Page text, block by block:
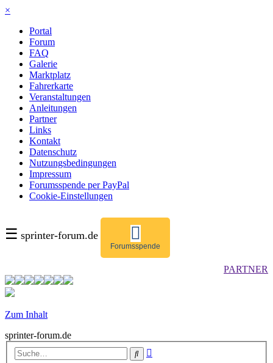
×
Portal
Forum
FAQ
Galerie
Marktplatz
Fahrerkarte
Veranstaltungen
Anleitungen
Partner
Links
Kontakt
Datenschutz
Nutzungsbedingungen
Impressum
Forumsspende per PayPal
Cookie-Einstellungen
☰ sprinter-forum.de
Forumsspende
PARTNER
Zum Inhalt
sprinter-forum.de
Suche